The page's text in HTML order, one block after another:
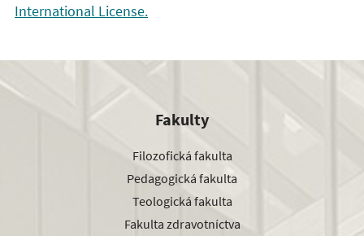
International License.
Fakulty
Filozofická fakulta
Pedagogická fakulta
Teologická fakulta
Fakulta zdravotníctva